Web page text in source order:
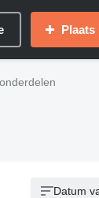
Plaats
Datum